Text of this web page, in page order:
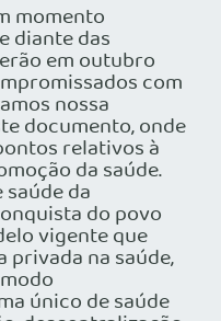
momento
diante das
em outubro
com
nossa
documento, onde
relativos à
da saúde.
da
do povo
vigente que
na saúde,
único de saúde